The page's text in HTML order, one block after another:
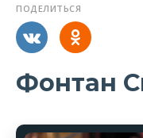
Фонтан
ПОДЕЛИТЬСЯ